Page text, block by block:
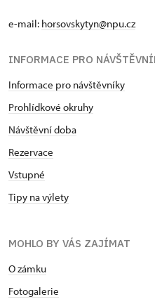
e-mail: horsovskytyn@npu.cz
INFORMACE PRO
Informace pro návštěvníky
Prohlídkové okruhy
Návštěvní doba
Rezervace
Vstupné
Tipy na výlety
MOHLO BY VÁS ZAJÍMAT
O zámku
Fotogalerie